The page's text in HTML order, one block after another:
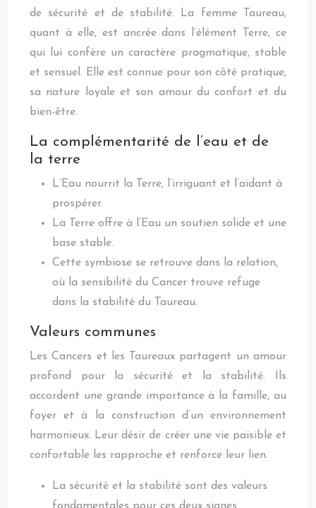
de sécurité et de stabilité. La femme Taureau,
quant à elle, est ancrée dans l’élément Terre, ce
qui lui confère un caractère pragmatique, stable
et sensuel. Elle est connue pour son côté pratique,
sa nature loyale et son amour du confort et du
bien-être.
La complémentarité de l’eau et de
la terre
L’Eau nourrit la Terre, l’irriguant et l’aidant à
prospérer.
La Terre offre à l’Eau un soutien solide et une
base stable.
Cette symbiose se retrouve dans la relation,
où la sensibilité du Cancer trouve refuge
dans la stabilité du Taureau.
Valeurs communes
Les Cancers et les Taureaux partagent un amour
profond pour la sécurité et la stabilité. Ils
accordent une grande importance à la famille, au
foyer et à la construction d’un environnement
harmonieux. Leur désir de créer une vie paisible et
confortable les rapproche et renforce leur lien.
La sécurité et la stabilité sont des valeurs